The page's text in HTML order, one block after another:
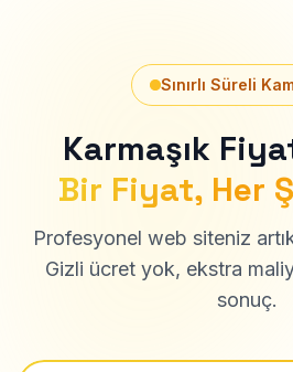
Sınırlı Süreli
Karmaşık
Bir Fiyat, Her
Profesyonel web siteniz
Gizli ücret yok, ekstra
sonuç.